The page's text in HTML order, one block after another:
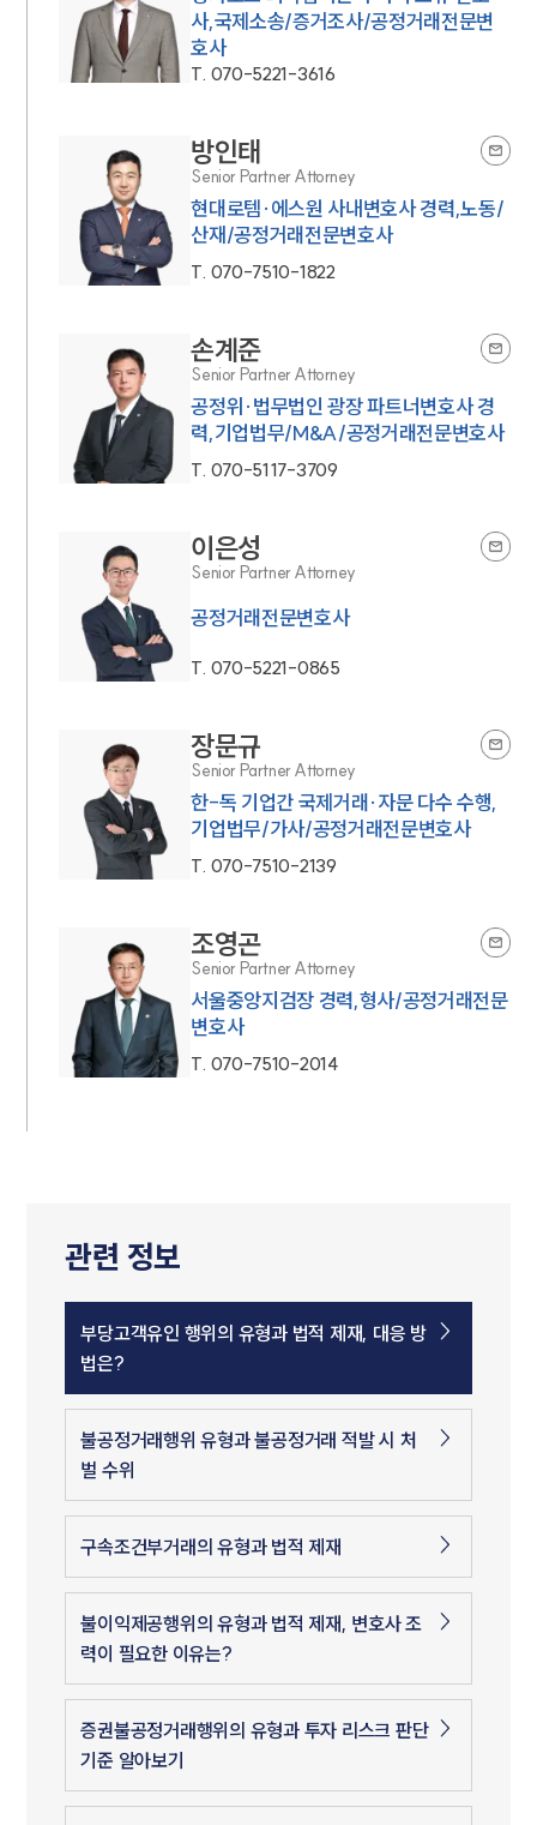
사,국제소송/증거조사/공정거래전문변
호사
T. 070-5221-3616
방인태
Senior Partner Attorney
현대로템·에스원 사내변호사 경력,노동/
산재/공정거래전문변호사
T. 070-7510-1822
손계준
Senior Partner Attorney
공정위·법무법인 광장 파트너변호사 경
력,기업법무/M&A/공정거래전문변호사
T. 070-5117-3709
이은성
Senior Partner Attorney
공정거래전문변호사
T. 070-5221-0865
장문규
Senior Partner Attorney
한-독 기업간 국제거래·자문 다수 수행,
기업법무/가사/공정거래전문변호사
T. 070-7510-2139
조영곤
Senior Partner Attorney
서울중앙지검장 경력,형사/공정거래전문
변호사
T. 070-7510-2014
관련 정보
부당고객유인 행위의 유형과 법적 제재, 대응 방
법은?
불공정거래행위 유형과 불공정거래 적발 시 처
벌 수위
구속조건부거래의 유형과 법적 제재
불이익제공행위의 유형과 법적 제재, 변호사 조
력이 필요한 이유는?
증권불공정거래행위의 유형과 투자 리스크 판단
기준 알아보기